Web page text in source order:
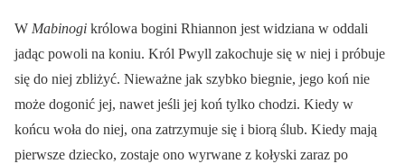
W Mabinogi królowa bogini Rhiannon jest widziana w oddali
jadąc powoli na koniu. Król Pwyll zakochuje się w niej i próbuje
się do niej zbliżyć. Nieważne jak szybko biegnie, jego koń nie
może dogonić jej, nawet jeśli jej koń tylko chodzi. Kiedy w
końcu woła do niej, ona zatrzymuje się i biorą ślub. Kiedy mają
pierwsze dziecko, zostaje ono wyrwane z kołyski zaraz po